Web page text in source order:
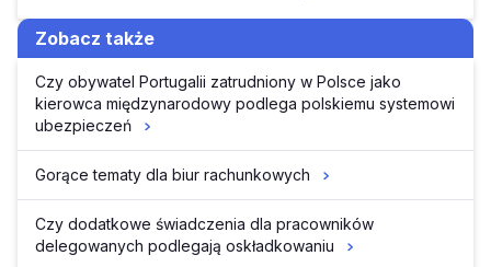
Zobacz także
Czy obywatel Portugalii zatrudniony w Polsce jako
kierowca międzynarodowy podlega polskiemu systemowi
ubezpieczeń
Gorące tematy dla biur rachunkowych
Czy dodatkowe świadczenia dla pracowników
delegowanych podlegają oskładkowaniu